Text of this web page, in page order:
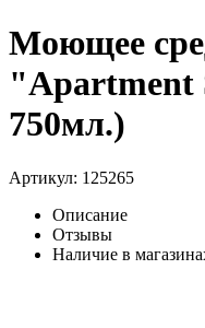
Моющее
"Apartment
750мл.)
Артикул: 125265
Описание
Отзывы
Наличие в